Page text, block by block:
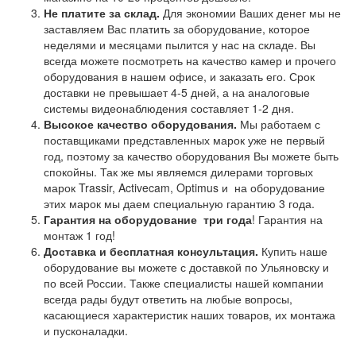
Не платите за склад. Для экономии Ваших денег мы не
заставляем Вас платить за оборудование, которое
неделями и месяцами пылится у нас на складе. Вы
всегда можете посмотреть на качество камер и прочего
оборудования в нашем офисе, и заказать его. Срок
доставки не превышает 4-5 дней, а на аналоговые
системы видеонаблюдения составляет 1-2 дня.
Высокое качество оборудования. Мы работаем с
поставщиками представленных марок уже не первый
год, поэтому за качество оборудования Вы можете быть
спокойны. Так же мы являемся дилерами торговых
марок Trassir, Activecam, Optimus и на оборудование
этих марок мы даем специальную гарантию 3 года.
Гарантия на оборудование три года! Гарантия на
монтаж 1 год!
Доставка и бесплатная консультация. Купить наше
оборудование вы можете с доставкой по Ульяновску и
по всей России. Также специалисты нашей компании
всегда рады будут ответить на любые вопросы,
касающиеся характеристик наших товаров, их монтажа
и пусконаладки.